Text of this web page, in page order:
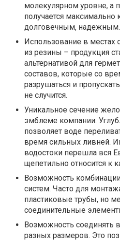
молекулярном уровне, а
получается максимально
долговечным, надежным.
Использование в местах
из резины – продукция
альтернативой для
составов, которые со
разрушаться и
не случится.
Уникальное сечение
эмблеме компании.
позволяет воде
время сильных ливней.
водостоки перешла вся
щепетильно относится к
Возможность
систем. Часто для
пластиковые трубы, но
соединительные
Возможность соединять
разных размеров. Это